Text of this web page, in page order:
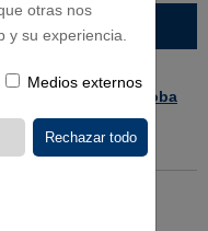
otras nos
y su experiencia.
Medios externos
Albino de Córdoba
en Alagón,